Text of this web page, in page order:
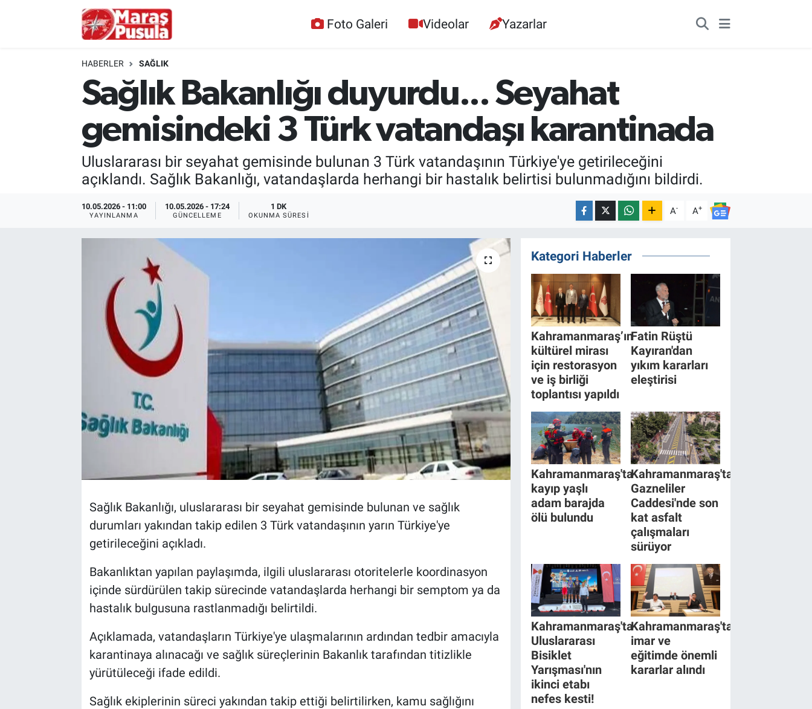
Foto Galeri Videolar Yazarlar
HABERLER SAĞLIK
Sağlık Bakanlığı duyurdu... Seyahat
gemisindeki 3 Türk vatandaşı karantinada
Uluslararası bir seyahat gemisinde bulunan 3 Türk vatandaşının Türkiye'ye getirileceğini
açıklandı. Sağlık Bakanlığı, vatandaşlarda herhangi bir hastalık belirtisi bulunmadığını bildirdi.
10.05.2026 - 11:00
YAYINLANMA
10.05.2026 - 17:24
GÜNCELLEME
1 DK
OKUNMA SÜRESI A- A+
Sağlık Bakanlığı, uluslararası bir seyahat gemisinde bulunan ve sağlık
durumları yakından takip edilen 3 Türk vatandaşının yarın Türkiye'ye
getirileceğini açıkladı.
Bakanlıktan yapılan paylaşımda, ilgili uluslararası otoritelerle koordinasyon
içinde sürdürülen takip sürecinde vatandaşlarda herhangi bir semptom ya da
hastalık bulgusuna rastlanmadığı belirtildi.
Açıklamada, vatandaşların Türkiye'ye ulaşmalarının ardından tedbir amacıyla
karantinaya alınacağı ve sağlık süreçlerinin Bakanlık tarafından titizlikle
yürütüleceği ifade edildi.
Sağlık ekiplerinin süreci yakından takip ettiği belirtilirken, kamu sağlığını
Kategori Haberler
Kahramanmaraş’ın
kültürel mirası
için restorasyon
ve iş birliği
toplantısı yapıldı
Fatin Rüştü
Kayıran'dan
yıkım kararları
eleştirisi
Kahramanmaraş'ta
kayıp yaşlı
adam barajda
ölü bulundu
Kahramanmaraş'ta
Gazneliler
Caddesi'nde son
kat asfalt
çalışmaları
sürüyor
Kahramanmaraş'ta
Uluslararası
Bisiklet
Yarışması'nın
ikinci etabı
nefes kesti!
Kahramanmaraş'ta
imar ve
eğitimde önemli
kararlar alındı
Bilim, Teknoloji
HABERDE İNSAN
BİLİM VE TEKNOLOJİ
İstanbul Hava Durumu
İstanbul Namaz Vakitleri
İstanbul Trafik Yoğunluk Haritası
Süper Lig Puan Durumu ve Fikstür
Tüm Manşetler